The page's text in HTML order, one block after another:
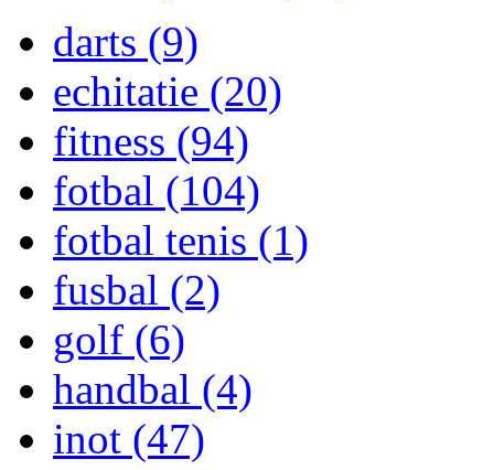
darts (9)
echitatie (20)
fitness (94)
fotbal (104)
fotbal tenis (1)
fusbal (2)
golf (6)
handbal (4)
inot (47)